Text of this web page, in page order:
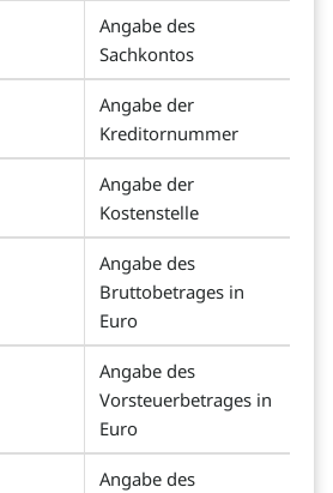
Angabe des
Sachkontos
Angabe der
Kreditornummer
Angabe der
Kostenstelle
Angabe des
Bruttobetrages in
Euro
Angabe des
Vorsteuerbetrages in
Euro
Angabe des